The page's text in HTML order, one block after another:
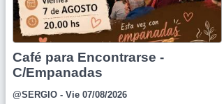
Café para Encontrarse -
C/Empanadas
@SERGIO - Vie 07/08/2026